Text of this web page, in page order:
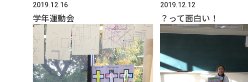
2019.12.16
学年運動会
2019.12.12
？って面白い！